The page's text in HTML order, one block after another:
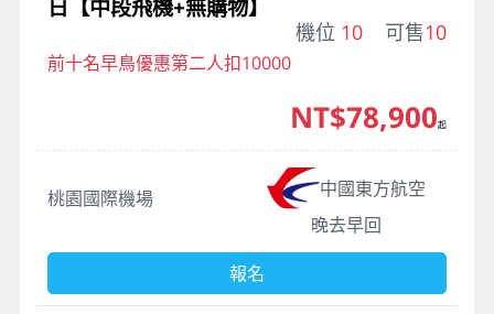
日【中段飛機+無購物】
機位 10 可售10
前十名早鳥優惠第二人扣10000
桃園國際機場
中國東方航空
晚去早回
NT$78,900起
報名